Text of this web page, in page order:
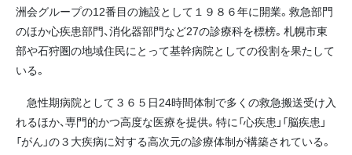
洲会グループの12番目の施設として１９８６年に開業。救急部門
のほか心疾患部門、消化器部門など27の診療科を標榜。札幌市東
部や石狩圏の地域住民にとって基幹病院としての役割を果たして
いる。
急性期病院として３６５日24時間体制で多くの救急搬送受け入
れるほか、専門的かつ高度な医療を提供。特に「心疾患」「脳疾患」
「がん」の３大疾病に対する高次元の診療体制が構築されている。